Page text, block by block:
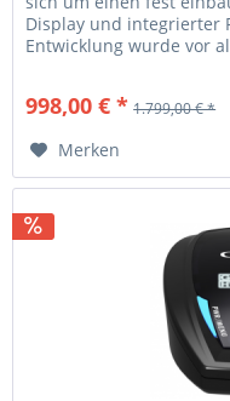
Display und integrierter
Entwicklung wurde vor
998,00 € * 1.799,00 € *
Merken